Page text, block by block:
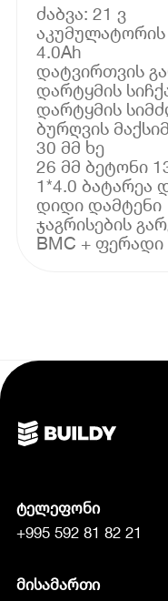
ძაბვა: 21 ვ
4.0Ah
დატვირთვის
დარტყმის
დარტყმის
ბურღვის
30 მმ ხე
26 მმ ბეტონი
1*4.0 ბატარეა
დიდი დამტენი
ჯაგრისების
BMC + ფერადი
ტელეფონი
+995 592 81 82 21
მისამართი